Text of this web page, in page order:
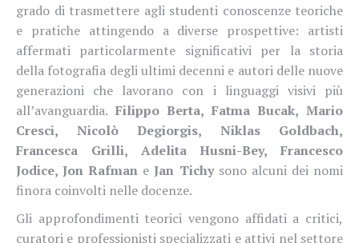
grado di trasmettere agli studenti conoscenze teoriche
e pratiche attingendo a diverse prospettive: artisti
affermati particolarmente significativi per la storia
della fotografia degli ultimi decenni e autori delle nuove
generazioni che lavorano con i linguaggi visivi più
all’avanguardia. Filippo Berta, Fatma Bucak, Mario
Cresci, Nicolò Degiorgis, Niklas Goldbach,
Francesca Grilli, Adelita Husni-Bey, Francesco
Jodice, Jon Rafman e Jan Tichysono alcuni dei nomi
finora coinvolti nelle docenze.
Gli approfondimenti teorici vengono affidati a critici,
curatori e professionisti specializzati e attivi nel settore